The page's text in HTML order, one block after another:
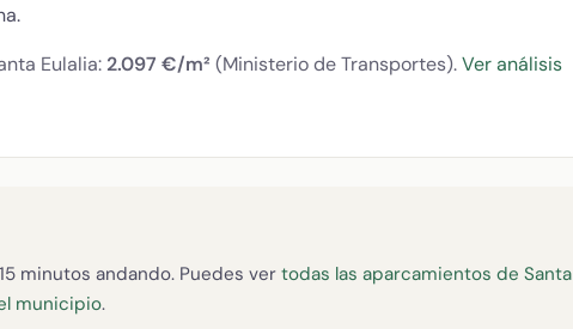
Eulalia: 2.097 €/m² (Ministerio de Transportes).Ver análisis
minutos andando. Puedes ver todas las aparcamientos de Santa
municipio.